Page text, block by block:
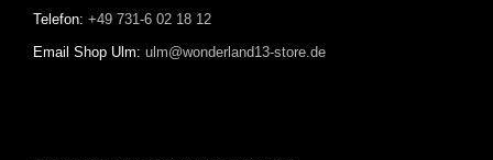
Telefon: +49 731-6 02 18 12
Email Shop Ulm: ulm@wonderland13-store.de